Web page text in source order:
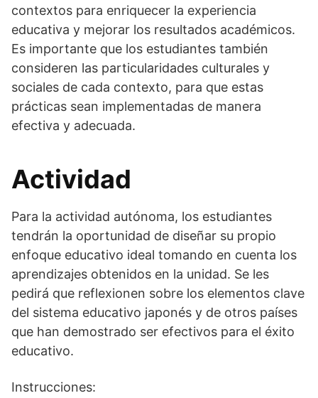
contextos para enriquecer la experiencia
educativa y mejorar los resultados académicos.
Es importante que los estudiantes también
consideren las particularidades culturales y
sociales de cada contexto, para que estas
prácticas sean implementadas de manera
efectiva y adecuada.
Actividad
Para la actividad autónoma, los estudiantes
tendrán la oportunidad de diseñar su propio
enfoque educativo ideal tomando en cuenta los
aprendizajes obtenidos en la unidad. Se les
pedirá que reflexionen sobre los elementos clave
del sistema educativo japonés y de otros países
que han demostrado ser efectivos para el éxito
educativo.
Instrucciones: